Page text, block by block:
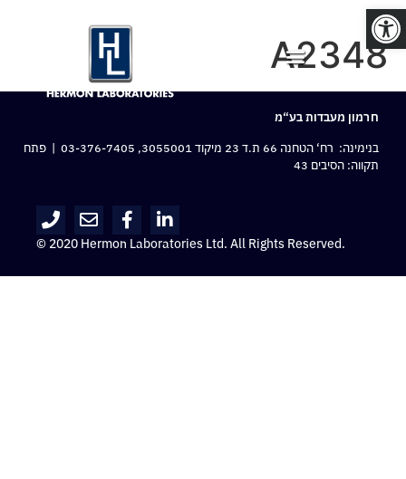
פתח סרגל נגישות
A2348
חרמון מעבדות בע“מ
בנימינה: רח‘ הטחנה 66 ת.ד 23 מיקוד 3055001,
03-376-7405 | פתח
תקווה: הסיבים 43
© 2020 Hermon Laboratories Ltd. All Rights Reserved.